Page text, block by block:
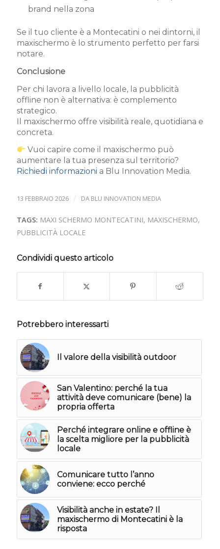
brand nella zona
Se il tuo cliente è a Montecatini o nei dintorni, il
maxischermo è lo strumento perfetto per farsi
notare.
Conclusione
Per chi lavora a livello locale, la pubblicità
offline non è alternativa: è complemento
strategico.
Il maxischermo offre visibilità reale, quotidiana e
concreta.
Vuoi capire come il maxischermo può
aumentare la tua presenza sul territorio?
Richiedi informazioni a Blu Innovation Media.
13 FEBBRAIO 2026 / DA BLU INNOVATION MEDIA
TAGS: MAXI SCHERMO MONTECATINI, MAXISCHERMO,
PUBBLICITÀ LOCALE
Condividi questo articolo
Potrebbero interessarti
Il valore della visibilità outdoor
San Valentino: perché la tua
attività deve comunicare (bene) la
propria offerta
Perché integrare online e offline è
la scelta migliore per la pubblicità
locale
Comunicare tutto l’anno
conviene: ecco perché
Visibilità anche in estate? Il
maxischermo di Montecatini è la
risposta